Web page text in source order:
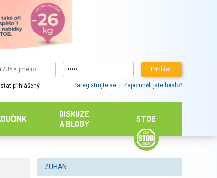
Přihlásit
přihlášený Zaregistrujte se Zapomněli jste heslo?
DISKUZE
A BLOGY
STOB
ZUHAN